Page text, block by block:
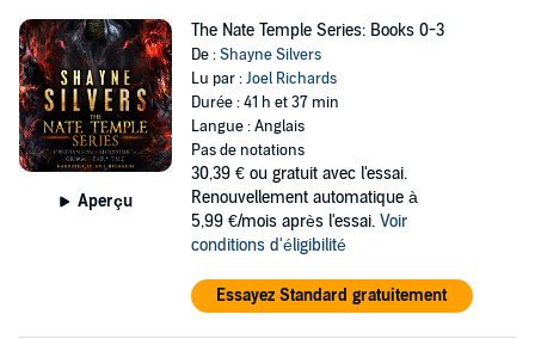
with the Four Horsemen. I’ve even cow-tipped the Minotaur. I
understand the theory of following the rules...I’m just not very good
at the application.
Because rules were meant to be broken, and St. Louis has a bit of a
supernatural infestation these days. Someone should probably be
keeping an eye on these things -and probably an eye on me, too.
Before I blow up another building...or three.
©2012 Shayne Silvers (P)2020 Argento Publishing, LLC
Aperçu
The Nate Temple Series: Books 0-3
De :Shayne Silvers
Lu par :Joel Richards
Durée : 41 h et 37 min
Langue : Anglais
Pas de notations
30,39 € ou gratuit avec l'essai.
Renouvellement automatique à
5,99 €/mois après l'essai. Voir
conditions d'éligibilité
Essayez Standard gratuitement